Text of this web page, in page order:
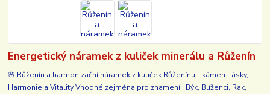
Energetický náramek z kuliček minerálu a Růženín
🌸 Růženín a harmonizační náramek z kuliček Růženínu - kámen Lásky,
Harmonie a Vitality Vhodné zejména pro znamení : Býk, Blíženci, Rak,